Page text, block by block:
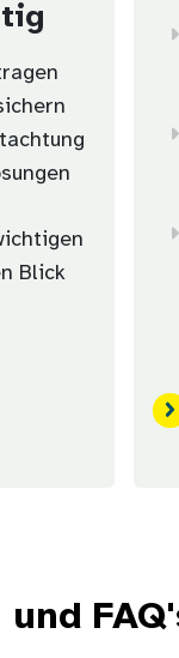
Blick